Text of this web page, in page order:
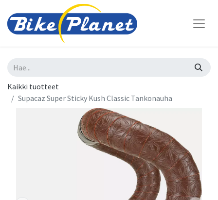
Kaikki tuotteet
Supacaz Super Sticky Kush Classic Tankonauha